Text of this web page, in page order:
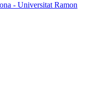
- Universitat Ramon